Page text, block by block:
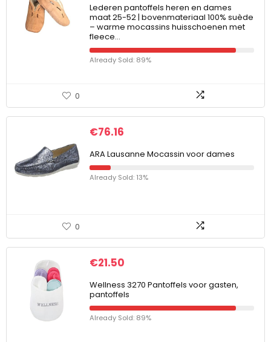
Lederen pantoffels heren en dames
maat 25-52 | bovenmateriaal 100% suède
– warme mocassins huisschoenen met
fleece…
Already Sold: 89%
0
€76.16
ARA Lausanne Mocassin voor dames
Already Sold: 13%
0
€21.50
Wellness 3270 Pantoffels voor gasten,
pantoffels
Already Sold: 89%